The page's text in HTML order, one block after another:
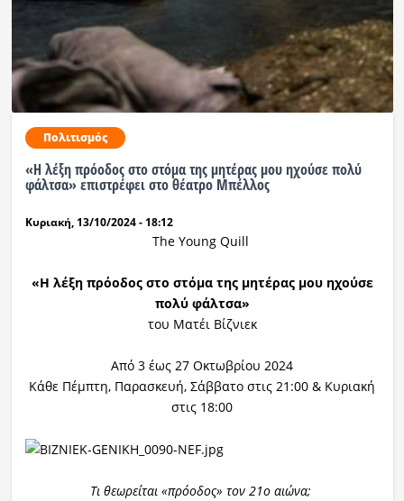
Πολιτισμός
«Η λέξη πρόοδος στο στόμα της μητέρας μου ηχούσε πολύ
φάλτσα» επιστρέφει στο θέατρο Μπέλλος
Κυριακή, 13/10/2024 - 18:12
The Young Quill
«Η λέξη πρόοδος στο στόμα της μητέρας μου ηχούσε
πολύ φάλτσα»
του Ματέι Βίζνιεκ
Από 3 έως 27 Οκτωβρίου 2024
Κάθε Πέμπτη, Παρασκευή, Σάββατο στις 21:00 & Κυριακή
στις 18:00
Τι θεωρείται«πρόοδος» τον 21ο αιώνα;